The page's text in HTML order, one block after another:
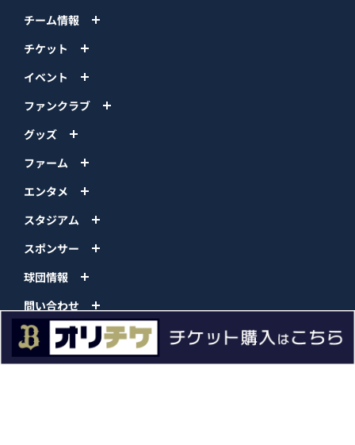
チーム情報
チケット
イベント
ファンクラブ
グッズ
ファーム
エンタメ
スタジアム
スポンサー
球団情報
問い合わせ
サイトポリシー
プロパティ規定